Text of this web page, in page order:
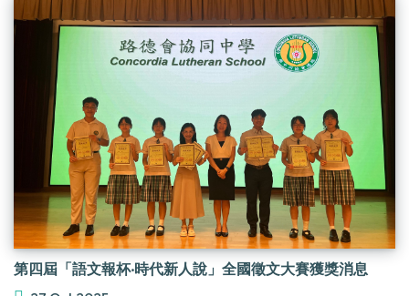
第四屆「語文報杯‧時代新人說」全國徵文大賽獲獎消息